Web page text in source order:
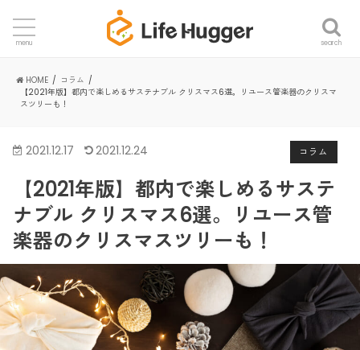
search
menu
HOME
コラム
【2021年版】都内で楽しめるサステナブル クリスマス6選。リユース管楽器のクリスマ
スツリーも！
コラム
2021.12.17 2021.12.24
【2021年版】都内で楽しめるサステ
ナブル クリスマス6選。リユース管
楽器のクリスマスツリーも！